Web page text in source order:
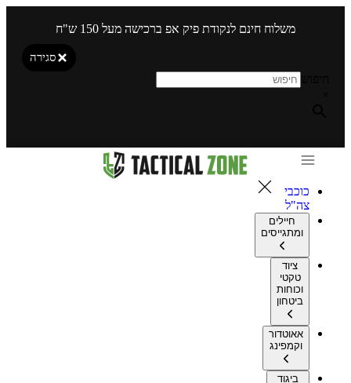
משלוח חינם לנקודת פיק אפ ברכישה מעל 150 ש"ח
סגירה
כוכבי
צה"ל
חיילים
ומתגייסים
ציוד
טקטי
וכוחות
ביטחון
אאוטדור
וקמפינג
ביגוד